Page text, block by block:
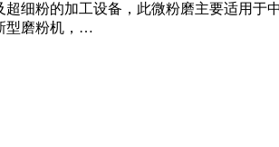
细粉的加工设备，此微粉磨主要适用
型磨粉机，…